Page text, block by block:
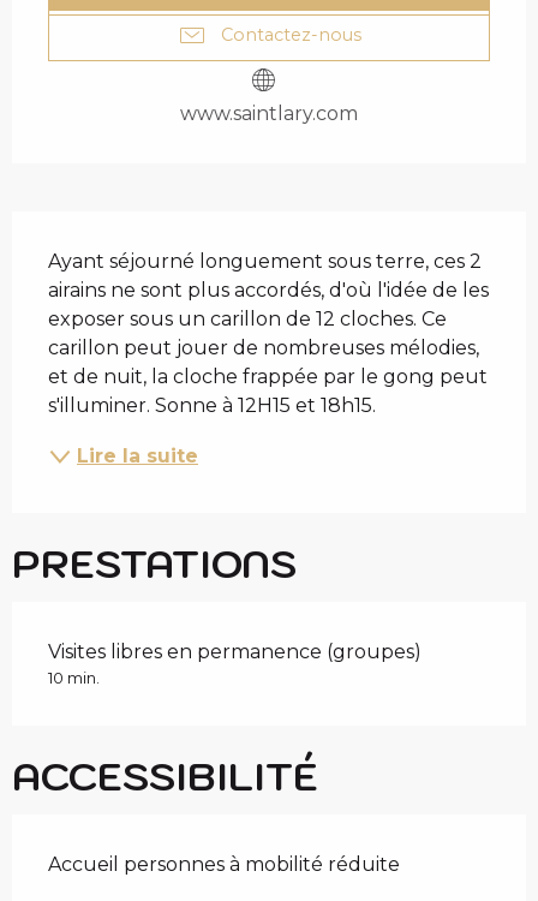
Contactez-nous
www.saintlary.com
Ayant séjourné longuement sous terre, ces 2
airains ne sont plus accordés, d'où l'idée de les
exposer sous un carillon de 12 cloches. Ce
carillon peut jouer de nombreuses mélodies,
et de nuit, la cloche frappée par le gong peut
s'illuminer. Sonne à 12H15 et 18h15.
Lire la suite
PRESTATIONS
Visites libres en permanence (groupes)
10 min.
ACCESSIBILITÉ
Accueil personnes à mobilité réduite